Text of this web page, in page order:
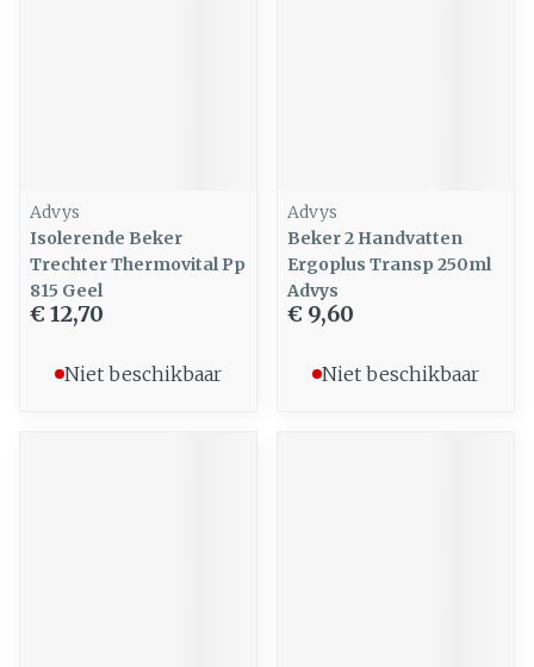
Advys
Isolerende Beker
Trechter Thermovital Pp
815 Geel
€ 12,70
Niet beschikbaar
Advys
Beker 2 Handvatten
Ergoplus Transp 250ml
Advys
€ 9,60
Niet beschikbaar